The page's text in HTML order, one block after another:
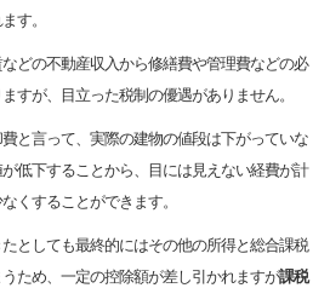
す。
どの不動産収入から修繕費や管理費などの必
すが、目立った税制の優遇がありません。
と言って、実際の建物の値段は下がっていな
低下することから、目には見えない経費が計
くすることができます。
としても最終的にはその他の所得と総合課税
ため、一定の控除額が差し引かれますが課税